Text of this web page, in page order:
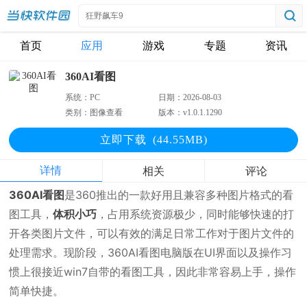
首页 应用 游戏 专题 资讯
360AI看图
系统：PC 日期：2026-08-03
类别： 图像查看 版本：v1.0.1.1290
立即下载 (44.55MB)
详情 相关 评论
360AI看图是360推出的一款好用且兼容多种图片格式的看
图工具，体积小巧 ，占用系统资源极少，同时能够快速的打
开各类图片文件，可以有效的满足日常工作对于图片文件的
处理需求。现阶段，360AI看图电脑版在UI界面以及操作习
惯上很接近win7自带的看图工具，因此非常容易上手，操作
简单快捷。